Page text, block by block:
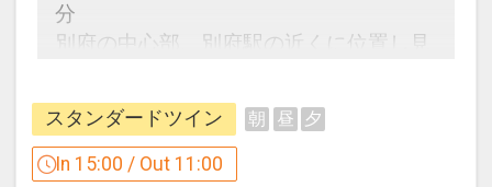
・添い寝は未就学児のお子様までとさせ
ていただいております
戴致しております
設定期間：2024年9月4日～2026年11月
分
別府の中心部、別府駅の近くに位置し見
気楽にホテルステイが楽しめるリゾート
ホテルです。
スタンダードツイン 朝 昼 夕
In 15:00 / Out 11:00